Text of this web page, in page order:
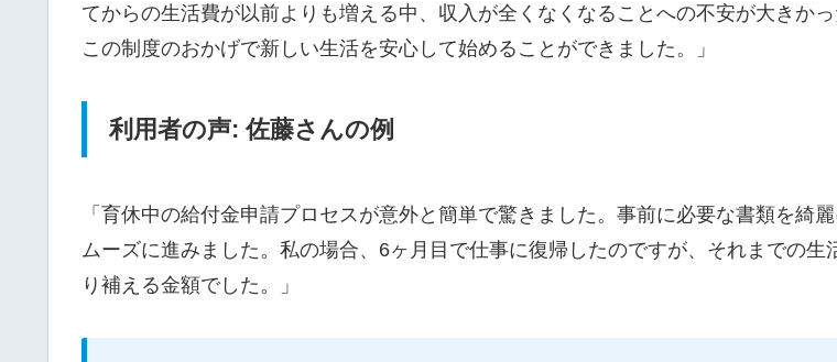
てからの生活費が以前よりも増える中、収入が全くなくなることへの不安が大きかっ
この制度のおかげで新しい生活を安心して始めることができました。」
利用者の声: 佐藤さんの例
「育休中の給付金申請プロセスが意外と簡単で驚きました。事前に必要な書類を綺
ムーズに進みました。私の場合、6ヶ月目で仕事に復帰したのですが、それまでの生
り補える金額でした。」